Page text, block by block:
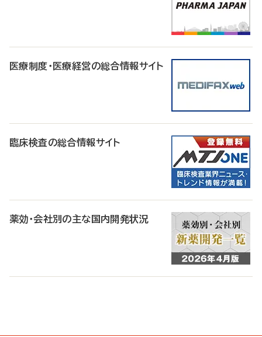
医療制度・医療経営の総合情報サイト
臨床検査の総合情報サイト
薬効・会社別の主な国内開発状況